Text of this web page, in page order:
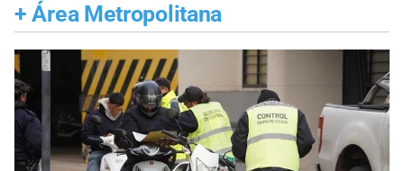
+ Área Metropolitana